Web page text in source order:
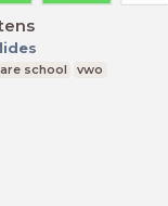
school
vwo